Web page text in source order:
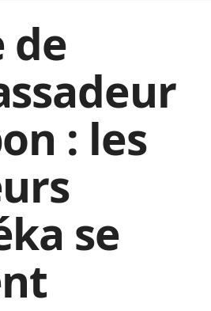
de
: les
se